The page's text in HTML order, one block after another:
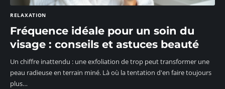
RELAXATION
Fréquence idéale pour un soin du
visage : conseils et astuces beauté
Un chiffre inattendu : une exfoliation de trop peut transformer une
peau radieuse en terrain miné. Là où la tentation d'en faire toujours
plus…